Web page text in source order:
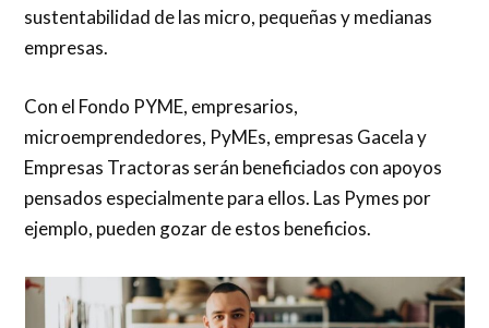
sustentabilidad de las micro, pequeñas y medianas
empresas.
Con el Fondo PYME, empresarios,
microemprendedores, PyMEs, empresas Gacela y
Empresas Tractoras serán beneficiados con apoyos
pensados especialmente para ellos. Las Pymes por
ejemplo, pueden gozar de estos beneficios.